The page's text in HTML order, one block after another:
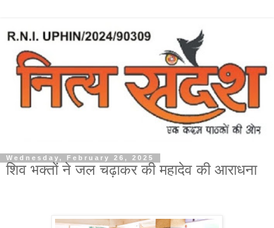
Wednesday, February 26, 2025
शिव भक्तों ने जल चढ़ाकर की महादेव की आराधना